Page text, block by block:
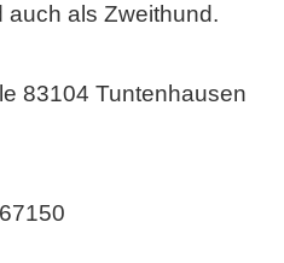
auch als Zweithund.
83104 Tuntenhausen